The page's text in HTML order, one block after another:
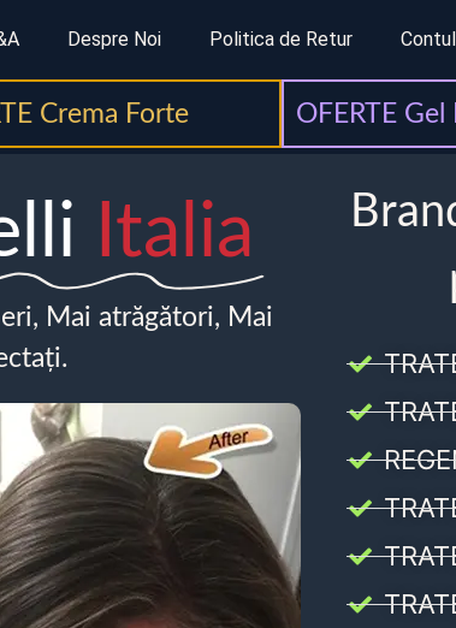
Despre Noi Politica de Retur
Crema Forte OFERTE
Italia
Mai atrăgători, Mai